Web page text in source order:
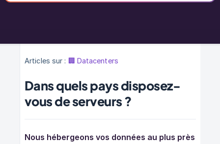
Articles sur : 🏢 Datacenters
Dans quels pays disposez-
vous de serveurs ?
Nous hébergeons vos données au plus près